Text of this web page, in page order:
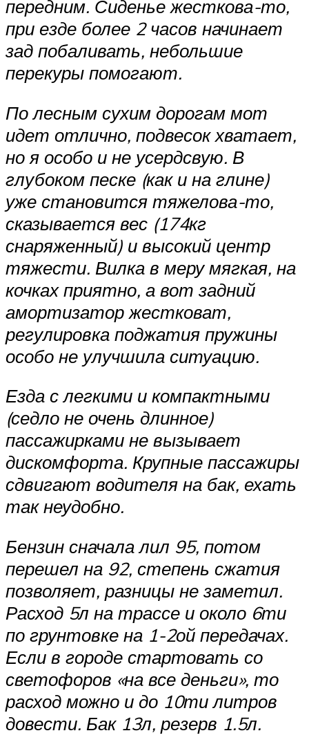
передним. Сиденье жесткова-то,
при езде более 2 часов начинает
зад побаливать, небольшие
перекуры помогают.
По лесным сухим дорогам мот
идет отлично, подвесок хватает,
но я особо и не усердсвую. В
глубоком песке (как и на глине)
уже становится тяжелова-то,
сказывается вес (174кг
снаряженный) и высокий центр
тяжести. Вилка в меру мягкая, на
кочках приятно, а вот задний
амортизатор жестковат,
регулировка поджатия пружины
особо не улучшила ситуацию.
Езда с легкими и компактными
(седло не очень длинное)
пассажирками не вызывает
дискомфорта. Крупные пассажиры
сдвигают водителя на бак, ехать
так неудобно.
Бензин сначала лил 95, потом
перешел на 92, степень сжатия
позволяет, разницы не заметил.
Расход 5л на трассе и около 6ти
по грунтовке на 1-2ой передачах.
Если в городе стартовать со
светофоров «на все деньги», то
расход можно и до 10ти литров
довести. Бак 13л, резерв 1.5л.